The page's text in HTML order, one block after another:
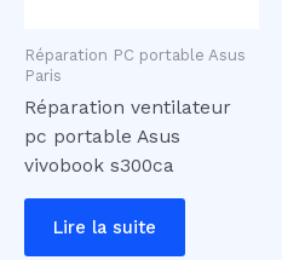
Réparation PC portable Asus
Paris
Réparation ventilateur
pc portable Asus
vivobook s300ca
Lire la suite